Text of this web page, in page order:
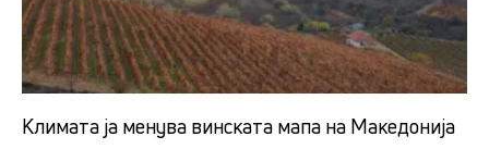
Климата ја менува винската мапа на Македонија